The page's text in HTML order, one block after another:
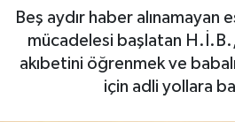
Beş aydır haber alınamayan
mücadelesi başlatan
akıbetini öğrenmek ve
için adli yollara
Genel
Gündem